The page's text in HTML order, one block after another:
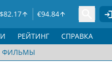
$82.17 €94.84
ФИЛЬМЫ
РЕЙТИНГ СПРАВКА